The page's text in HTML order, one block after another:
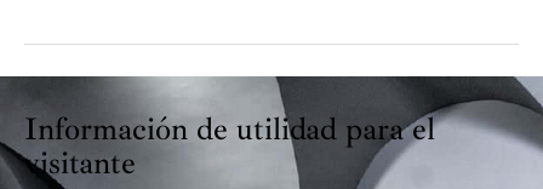
pintura
de
Goya
en
la
Información de utilidad para el
visitante